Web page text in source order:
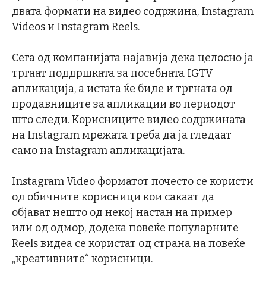
двата формати на видео содржина, Instagram
Videos и Instagram Reels.
Сега од компанијата најавија дека целосно ја
тргаат поддршката за посебната IGTV
апликација, а истата ќе биде и тргната од
продавниците за апликации во периодот
што следи. Корисниците видео содржината
на Instagram мрежата треба да ја гледаат
само на Instagram апликацијата.
Instagram Video форматот почесто се користи
од обичните корисници кои сакаат да
објават нешто од некој настан на пример
или од одмор, додека повеќе популарните
Reels видеа се користат од страна на повеќе
„креативните“ корисници.